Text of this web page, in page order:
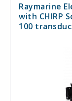
Raymarine
with CHIRP
100